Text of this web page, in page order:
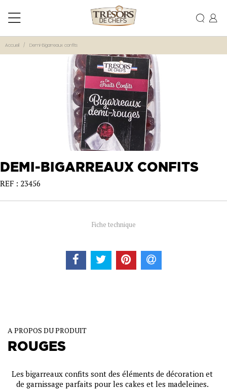
Accueil Demi-Bigarreaux confits
DEMI-BIGARREAUX CONFITS
REF : 23456
Fiche technique
A PROPOS DU PRODUIT
ROUGES
Les bigarreaux confits sont des éléments de décoration et
de garnissage parfaits pour les cakes et les madeleines.